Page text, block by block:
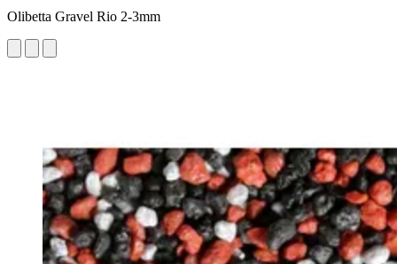
Olibetta Gravel Rio 2-3mm